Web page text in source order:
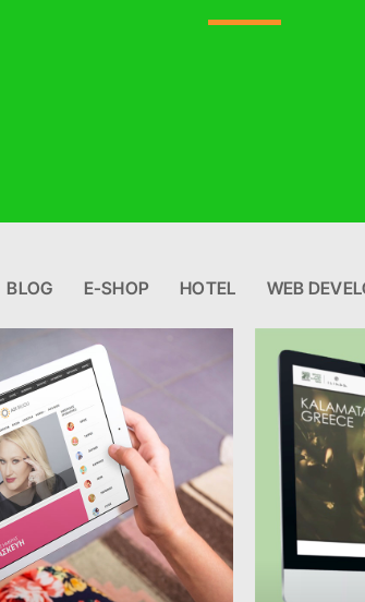
BLOG E-SHOP HOTEL WEB